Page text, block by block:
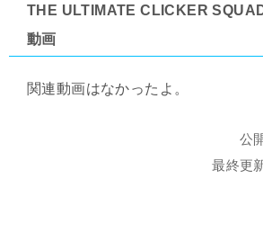
THE ULTIMATE CLICKER
動画
関連動画はなかったよ。
公
最終更